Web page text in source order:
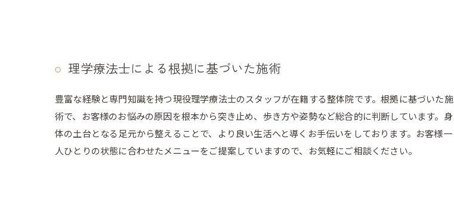
理学療法士による根拠に基づいた施術
豊富な経験と専門知識を持つ現役理学療法士のスタッフが在籍する整体院です。根拠に基づいた施
術で、お客様のお悩みの原因を根本から突き止め、歩き方や姿勢など総合的に判断しています。身
体の土台となる足元から整えることで、より良い生活へと導くお手伝いをしております。お客様一
人ひとりの状態に合わせたメニューをご提案していますので、お気軽にご相談ください。